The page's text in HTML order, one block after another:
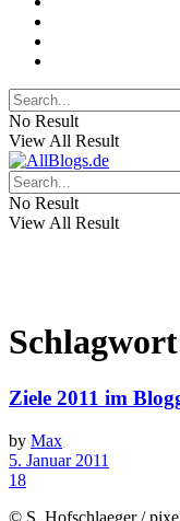
No Result
View All Result
No Result
View All Result
Ziele 2011 im
by Max
5. Januar 2011
18
© S. Hofschlaeger /